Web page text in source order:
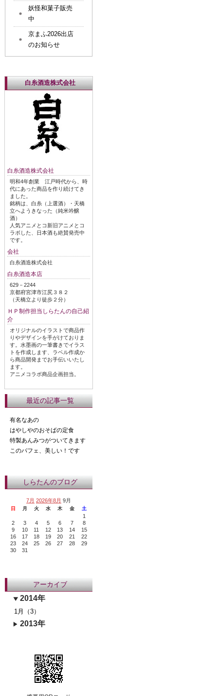
妖怪和菓子販売
中
京まふ2026出店
のお知らせ
白糸酒造株式会社
白糸酒造株式会社
明和4年創業 江戸時代から、時
代にあった商品を作り続けてき
ました。
銘柄は、白糸（上選酒）・天橋
立へようきなった（純米吟醸
酒）
人気アニメとコ新旧アニメとコ
ラボした、日本酒も絶賛発売中
です。
会社
白糸酒造株式会社
白糸酒造本店
629－2244
京都府宮津市江尻３８２
（天橋立より徒歩２分）
ＨＰ制作担当しらたんの自己紹
介
オリジナルのイラストで商品作
りやデザインを手がけておりま
す。水墨画の一筆書きでイラス
トを作成します、ラベル作成か
ら商品開発までお手伝いいたし
ます。
アニメコラボ商品企画担当。
最近の記事一覧
有名なあの
はやしやのおそばの定食
特製あんみつがついてきます
このパフェ、美しい！です
しらたんのブログ
7月 2026年8月 9月
日 月 火 水 木 金 土
1
2
3 4 5 6 7
8
9
10 11 12 13 14
15
16
17 18 19 20 21
22
23
24 25 26 27 28
29
30
31
アーカイブ
2014年
1月（3）
2013年